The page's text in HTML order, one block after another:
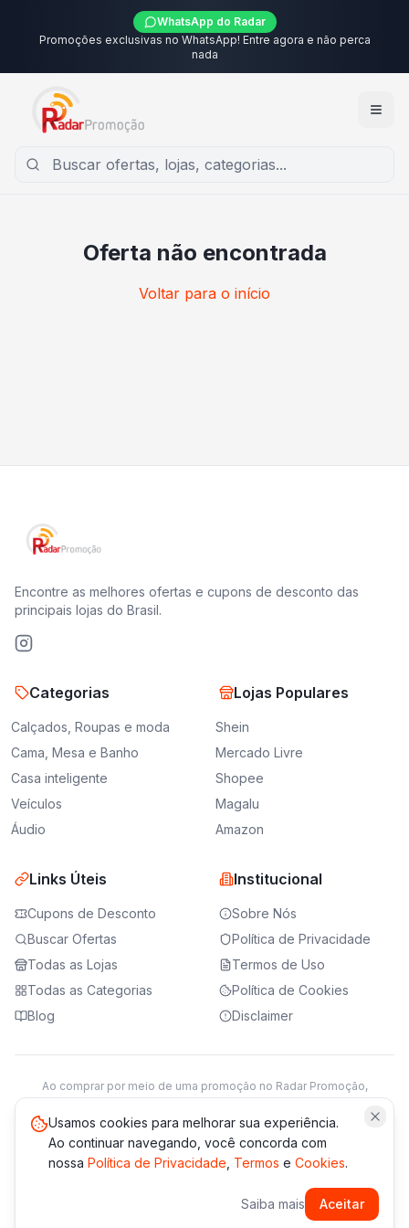
WhatsApp do Radar
Promoções exclusivas no WhatsApp! Entre agora e não perca
nada
Oferta não encontrada
Voltar para o início
Encontre as melhores ofertas e cupons de desconto das
principais lojas do Brasil.
Categorias
Calçados, Roupas e moda
Cama, Mesa e Banho
Casa inteligente
Veículos
Áudio
Lojas Populares
Shein
Mercado Livre
Shopee
Magalu
Amazon
Links Úteis
Cupons de Desconto
Buscar Ofertas
Todas as Lojas
Todas as Categorias
Blog
Institucional
Sobre Nós
Política de Privacidade
Termos de Uso
Política de Cookies
Disclaimer
Ao comprar por meio de uma promoção no Radar Promoção,
Saiba mais
*Os preços e disponibilidade podem variar. Verifique sempre
Usamos cookies para melhorar sua experiência.
Ao continuar navegando, você concorda com
nossa Política de Privacidade Termos e Cookies.
Saiba mais Aceitar